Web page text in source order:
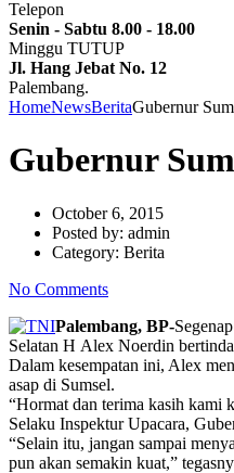
Telepon
Senin - Sabtu 8.00 - 18.00
Minggu TUTUP
Jl. Hang Jebat No. 12
Palembang.
HomeNewsBeritaGubernur
Gubernur
October 6, 2015
Posted by: admin
Category: Berita
No Comments
Palembang, BP-
Selatan H Alex Noerdin
Dalam kesempatan ini, Alex
asap di Sumsel.
“Hormat dan terima kasih kami
Selaku Inspektur Upacara,
“Selain itu, jangan sampai
pun akan semakin kuat,”